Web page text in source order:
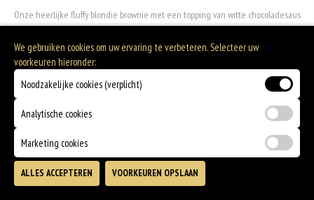
Onze heerlijke fluffy blondie brownie met een topping van witte chocoladesaus
en gebrande pistachenoten.
Allergenen informatie
Voorbeelden van glutenhoudende granen zijn tarwe, kamut, spelt, gerst en
rogge. Gluten geven elasticiteit aan de producten die van het meel gemaakt
worden. Hoe meer gluten het meel bevat, des
Eieren worden verwerkt in heel veel producten. Kippeneieren zijn de meest
gebruikte soorten eieren. Kippenei-eiwit kan hierbij allergische reacties
We gebruiken cookies om uw ervaring te verbeteren. Selecteer uw
voorkeuren hieronder:
Noodzakelijke cookies (verplicht)
Analytische cookies
Marketing cookies
ALLES ACCEPTEREN VOORKEUREN OPSLAAN